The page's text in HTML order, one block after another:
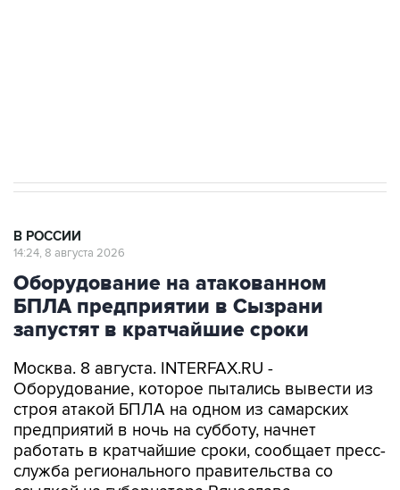
В РОССИИ
14:24, 8 августа 2026
Оборудование на атакованном
БПЛА предприятии в Сызрани
запустят в кратчайшие сроки
Москва. 8 августа. INTERFAX.RU -
Оборудование, которое пытались вывести из
строя атакой БПЛА на одном из самарских
предприятий в ночь на субботу, начнет
работать в кратчайшие сроки, сообщает пресс-
служба регионального правительства со